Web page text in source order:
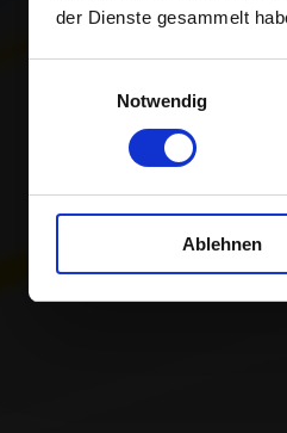
der Dienste gesammelt
Notwendig
Ablehnen
Wie Du